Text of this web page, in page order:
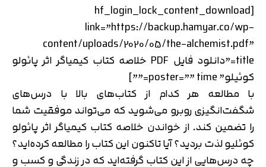
[hf_login_lock_content_download
link=”https://backup.hamyar.co/wp-
content/uploads/2020/05/the-alchemist.pdf”
title=”دانلود فایل PDF خلاصه کتاب کیمیاگر اثر پائولو
کوئیلو” poster=”” time=””]
با مطالعه هر کدام از کتاب‌های بالا با درس‌های
شگفت‌انگیزی روبرو می‌شوید که می‌تواند موفقیت شما
را تضمین کند. از خواندن خلاصه کتاب کیمیاگر اثر پائولو
کوئلیو لذت بردید؟ آیا تاکنون این کتاب را مطالعه کرده‌اید؟
چه درس‌هایی از این کتاب گرفته‌اید که در زندگی و کسب و